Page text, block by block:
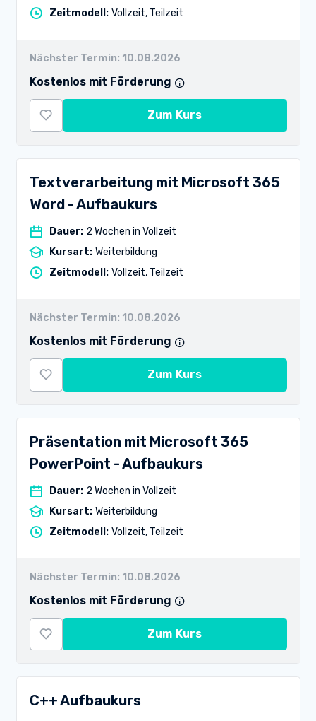
Zeitmodell : Vollzeit, Teilzeit
Nächster Termin: 10.08.2026
Kostenlos mit Förderung
Zum Kurs
Textverarbeitung mit Microsoft 365
Word - Aufbaukurs
Dauer: 2 Wochen in Vollzeit
Kursart: Weiterbildung
Zeitmodell : Vollzeit, Teilzeit
Nächster Termin: 10.08.2026
Kostenlos mit Förderung
Zum Kurs
Präsentation mit Microsoft 365
PowerPoint - Aufbaukurs
Dauer: 2 Wochen in Vollzeit
Kursart: Weiterbildung
Zeitmodell : Vollzeit, Teilzeit
Nächster Termin: 10.08.2026
Kostenlos mit Förderung
Zum Kurs
C++ Aufbaukurs